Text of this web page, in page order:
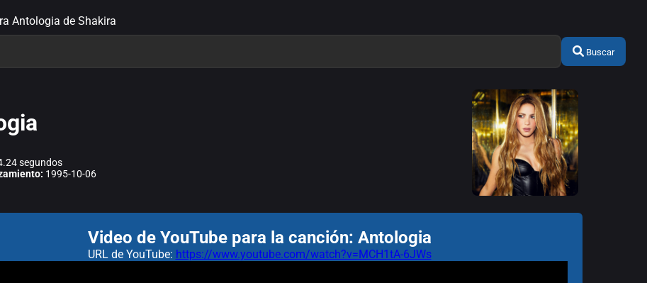
Antologia de Shakira
Buscar
segundos
1995-10-06
Video de YouTube para la canción: Antologia
URL de YouTube: https://www.youtube.com/watch?v=MCH1tA-6JWs